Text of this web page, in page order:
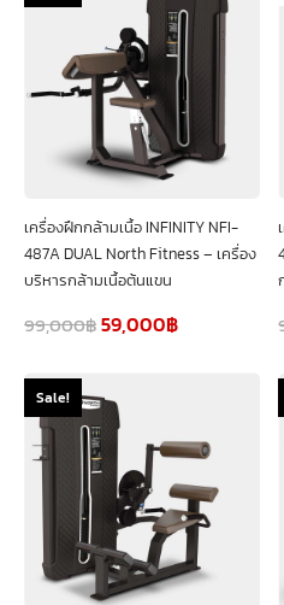
เครื่องฝึกกล้ามเนื้อ INFINITY NFI-
487A DUAL North Fitness – เครื่อง
บริหารกล้ามเนื้อต้นแขน
99,000฿59,000฿
Sale!